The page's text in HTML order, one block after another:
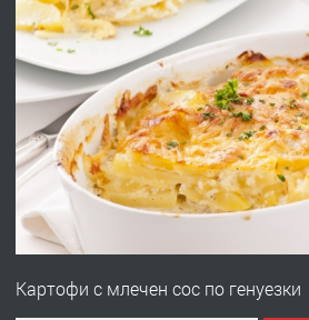
ПРЕДЛАГА
ПРОСТОРЕН
АПАРТАМЕНТ В
КУБА
ПРЕДЛАГА
асфалт 0889 537
Картофи с млечен сос по генуезки